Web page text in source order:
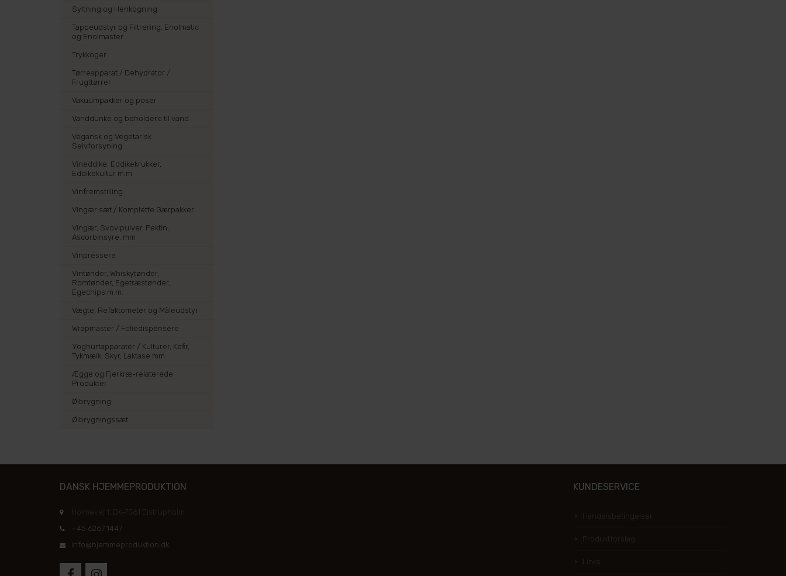
Syltning og Henkogning
Tappeudstyr og Filtrering, Enolmatic
og Enolmaster
Trykkoger
Tørreapparat / Dehydrator /
Frugttørrer
Vakuumpakker og poser
Vanddunke og beholdere til vand
Vegansk og Vegetarisk
Selvforsyning
Vineddike, Eddikekrukker,
Eddikekultur m.m.
Vinfremstilling
Vingær sæt / Komplette Gærpakker
Vingær, Svovlpulver, Pektin,
Ascorbinsyre, mm
Vinpressere
Vintønder, Whiskytønder,
Romtønder, Egetræstønder,
Egechips m.m.
Vægte, Refaktometer og Måleudstyr
Wrapmaster / Foliedispensere
Yoghurtapparater / Kulturer, Kefir,
Tykmælk, Skyr, Laktase mm
Ægge og Fjerkræ-relaterede
Produkter
Ølbrygning
Ølbrygningssæt
DANSK HJEMMEPRODUKTION
Holmevej 1, DK-7361 Ejstrupholm
+45 6267 1447
info@hjemmeproduktion.dk
KUNDESERVICE
Handelsbetingelser
Produktforslag